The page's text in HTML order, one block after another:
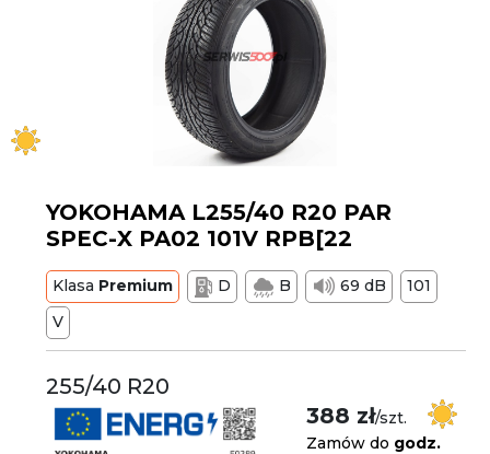
YOKOHAMA L255/40 R20 PAR
SPEC-X PA02 101V RPB[22
Klasa Premium D B 69 dB
101
V
255/40 R20
388 zł/szt.
Zamów do godz.